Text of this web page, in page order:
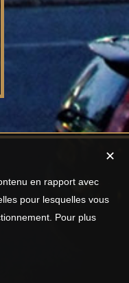
✕
en rapport avec
pour lesquelles vous
Pour plus